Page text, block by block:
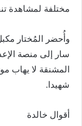
مختلفة لمشاهدة
وأُحضر المُختار
سار إلى منصة
المشنقة لا يهاب
شهيدا.
أقوال خالدة